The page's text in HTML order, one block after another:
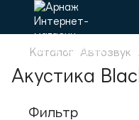
Каталог Автозвук
Акустика
Фильтр